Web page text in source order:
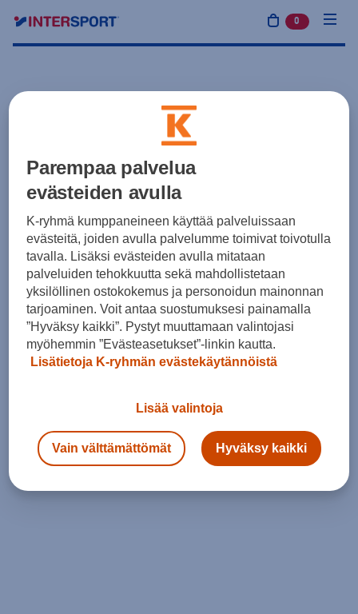
0 tuotetta
Parempaa palvelua
evästeiden avulla
K-ryhmä kumppaneineen käyttää palveluissaan
evästeitä, joiden avulla palvelumme toimivat toivotulla
tavalla. Lisäksi evästeiden avulla mitataan
palveluiden tehokkuutta sekä mahdollistetaan
yksilöllinen ostokokemus ja personoidun mainonnan
tarjoaminen. Voit antaa suostumuksesi painamalla
”Hyväksy kaikki”. Pystyt muuttamaan valintojasi
myöhemmin ”Evästeasetukset”-linkin kautta.
Lisätietoja K-ryhmän evästekäytännöistä
Lisää valintoja
Vain välttämättömät Hyväksy kaikki